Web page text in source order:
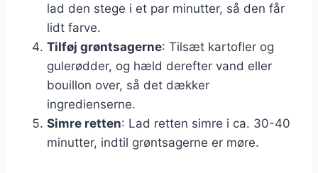
lad den stege i et par minutter, så den får
lidt farve.
Tilføj grøntsagerne: Tilsæt kartofler og
gulerødder, og hæld derefter vand eller
bouillon over, så det dækker
ingredienserne.
Simre retten: Lad retten simre i ca. 30-40
minutter, indtil grøntsagerne er møre.